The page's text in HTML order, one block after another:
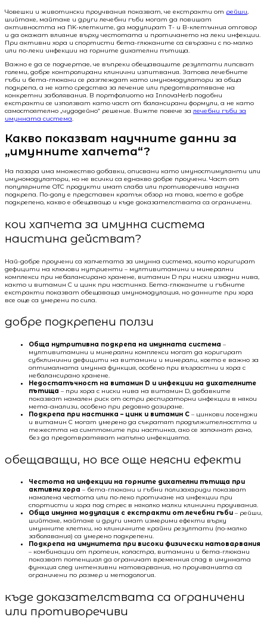
Човешки и животински проучвания показват, че екстракти от рейши,
шийтаке, майтаке и други лечебни гъби могат да повишат
активността на NK-клетките, да модулират Т- и В-клетъчния отговор
и да окажат влияние върху честотата и протичането на леки инфекции.
При активни хора и спортисти бета-глюканите са свързани с по-малко
или по-леки инфекции на горните дихателни пътища.
Важно е да се подчертае, че въпреки обещаващите резултати липсват
големи, добре контролирани клинични изпитвания. Затова лечебните
гъби и бета-глюкани се разглеждат като имуномодулатори за обща
подкрепа, а не като средства за лечение или предотвратяване на
конкретни заболявания. В портфолиото на InnovaHerb подобни
екстракти се използват като част от балансирани формули, а не като
самостоятелно „чудодейно“ решение. Вижте повече залечебни гъби за
имунната система.
Какво показват научните данни за
„имунните хапчета“?
На пазара има множество добавки, описвани като имуностимуланти или
имуномодулатори, но не всички са еднакво добре проучени. Част от
популярните OTC продукти имат слаба или противоречива научна
подкрепа. По-долу е представен кратък обзор на това, което е добре
подкрепено, какво е обещаващо и къде доказателствата са ограничени.
кои хапчета за имунна система
наистина действат?
Най-добре проучени са хапчетата за имунна система, които коригират
дефицити на ключови нутриенти – мултивитамини и минерални
комплекси при небалансирано хранене, витамин D при ниски изходни нива,
както и витамин C и цинк при настинка. Бета-глюканите и гъбните
екстракти показват обещаваща имуномодулация, но данните при хора
все още са умерени по сила.
добре подкрепени ползи
Обща нутритивна подкрепа на имунната система –
мултивитамини и минерални комплекси могат да коригират
субклинични дефицити на витамини и минерали, което е важно за
оптималната имунна функция, особено при възрастни и хора с
небалансирано хранене.
Недостатъчност на витамин D и инфекции на дихателните
пътища – при хора с ниски нива на витамин D, добавките
показват намален риск от остри респираторни инфекции в някои
мета-анализи, особено при редовно дозиране.
Подкрепа при настинка – цинк и витамин C – цинкови лосенджи
и витамин C могат умерено да съкратят продължителността и
тежестта на симптомите при настинка, ако се започнат рано,
без да предотвратяват напълно инфекцията.
обещаващи, но все още неясни ефекти
Честота на инфекции на горните дихателни пътища при
активни хора – бета-глюкани и гъбни полизахариди показват
намалена честота или по-леко протичане на инфекции при
спортисти и хора под стрес в няколко малки клинични проучвания.
Обща имунна модулация с екстракти от лечебни гъби – рейши,
шийтаке, майтаке и други имат измерими ефекти върху
имунните клетки, но клиничните крайни резултати (по-малко
заболявания) са умерено подкрепени.
Подкрепа на имунитета при високи физически натоварвания
– комбинации от протеин, коластра, витамини и бета-глюкани
показват потенциал да ограничат временния спад в имунната
функция след интензивни натоварвания, но проучванията са
ограничени по размер и методология.
къде доказателствата са ограничени
или противоречиви